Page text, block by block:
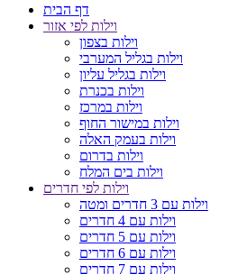
דף הבית
וילות לפי אזור
וילות בצפון
וילות בגליל המערבי
וילות בגליל עליון
וילות בכנרת
וילות במרכז
וילות במישור החוף
וילות בעמק האלה
וילות בדרום
וילות בים המלח
וילות לפי חדרים
וילות עם 3 חדרים ומטה
וילות עם 4 חדרים
וילות עם 5 חדרים
וילות עם 6 חדרים
וילות עם 7 חדרים